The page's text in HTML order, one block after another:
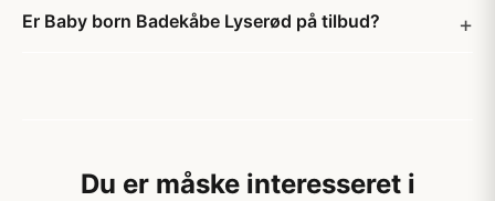
Er Baby born Badekåbe Lyserød på tilbud?
Du er måske interesseret i